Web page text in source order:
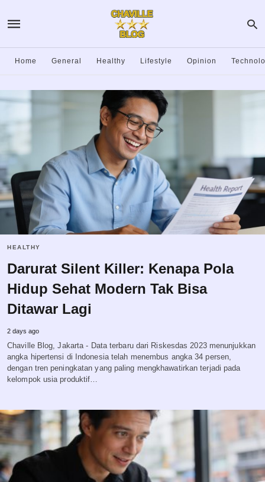
Home General Healthy Lifestyle Opinion
HEALTHY
Darurat Silent Killer: Kenapa Pola
Hidup Sehat Modern Tak Bisa
Ditawar Lagi
2 days ago
Chaville Blog, Jakarta - Data terbaru dari Riskesdas 2023 menunjukkan
angka hipertensi di Indonesia telah menembus angka 34 persen,
dengan tren peningkatan yang paling mengkhawatirkan terjadi pada
kelompok usia produktif…